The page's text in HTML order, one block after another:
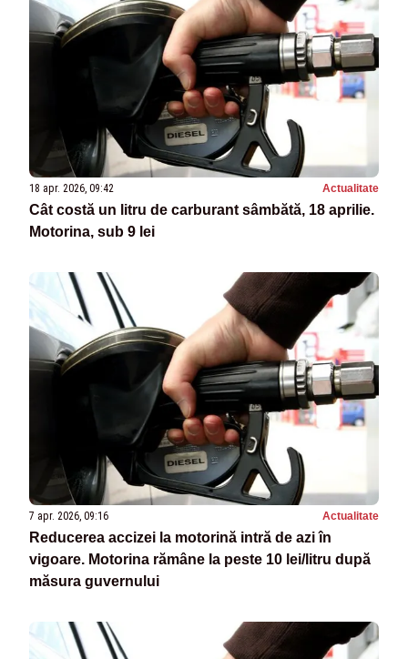
18 apr. 2026, 09:42 Actualitate
Cât costă un litru de carburant sâmbătă, 18 aprilie.
Motorina, sub 9 lei
7 apr. 2026, 09:16 Actualitate
Reducerea accizei la motorină intră de azi în
vigoare. Motorina rămâne la peste 10 lei/litru după
măsura guvernului